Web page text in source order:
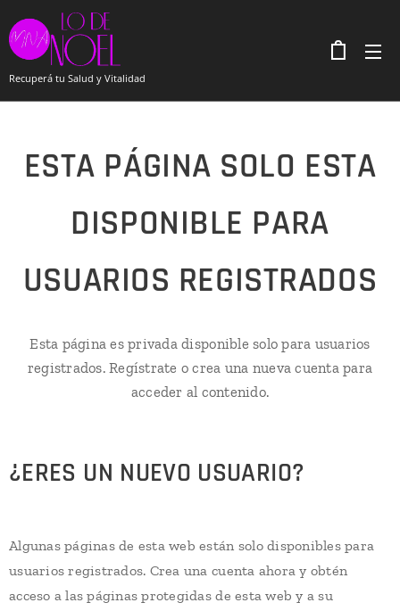
Recuperá tu Salud y Vitalidad
ESTA PÁGINA SOLO ESTA
DISPONIBLE PARA
USUARIOS REGISTRADOS
Esta página es privada disponible solo para usuarios
registrados. Regístrate o crea una nueva cuenta para
acceder al contenido.
¿ERES UN NUEVO USUARIO?
Algunas páginas de esta web están solo disponibles para
usuarios registrados. Crea una cuenta ahora y obtén
acceso a las páginas protegidas de esta web y a su